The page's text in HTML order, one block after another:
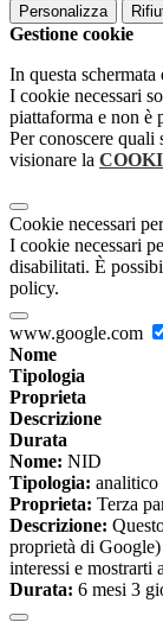
Personalizza
Gestione cookie
In questa
I cookie necessari
piattaforma e non è
Per conoscere quali
visionare la
Cookie necessari
I cookie necessari
disabilitati. È
policy.
www.google.com
Nome
Tipologia
Proprieta
Descrizione
Durata
Nome: NID
Tipologia: analitico
Proprieta: Terza
Descrizione:
proprietà di
interessi e mostrarti
Durata: 6 mesi 3